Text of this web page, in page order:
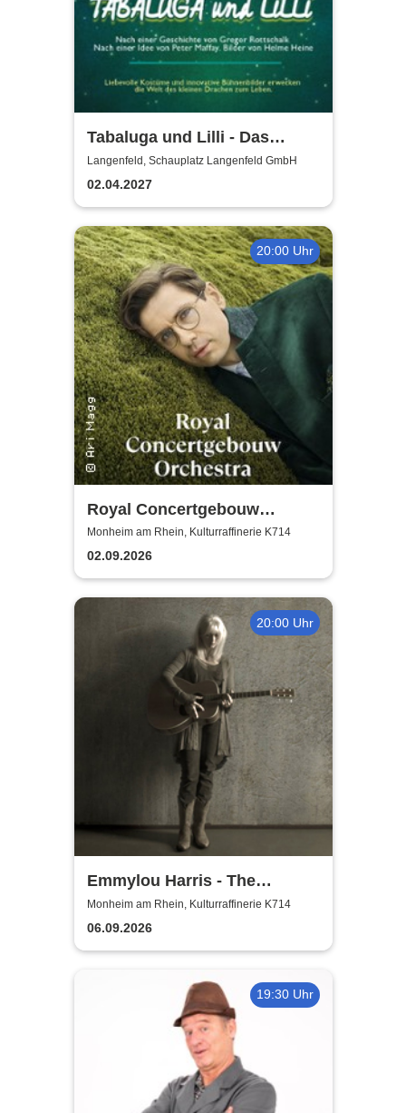
Tabaluga und Lilli - Das
drachenstarke Musical für die
ganze Familie
Langenfeld, Schauplatz Langenfeld GmbH
02.04.2027
20:00 Uhr
Royal Concertgebouw
Orchestra | Víkingur Ólafsson
Monheim am Rhein, Kulturraffinerie K714
02.09.2026
20:00 Uhr
Emmylou Harris - The
European Farewell Tour
Monheim am Rhein, Kulturraffinerie K714
06.09.2026
19:30 Uhr